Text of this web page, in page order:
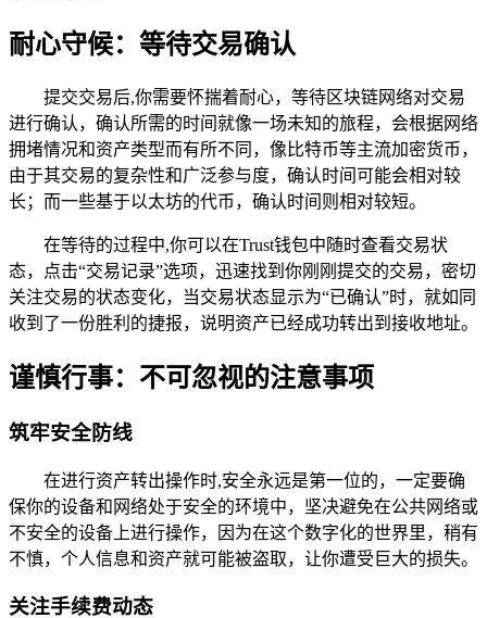
耐心守候：等待交易确认
提交交易后,你需要怀揣着耐心，等待区块链网络对交易
进行确认，确认所需的时间就像一场未知的旅程，会根据网络
拥堵情况和资产类型而有所不同，像比特币等主流加密货币，
由于其交易的复杂性和广泛参与度，确认时间可能会相对较
长；而一些基于以太坊的代币，确认时间则相对较短。
在等待的过程中,你可以在Trust钱包中随时查看交易状
态，点击“交易记录”选项，迅速找到你刚刚提交的交易，密切
关注交易的状态变化，当交易状态显示为“已确认”时，就如同
收到了一份胜利的捷报，说明资产已经成功转出到接收地址。
谨慎行事：不可忽视的注意事项
筑牢安全防线
在进行资产转出操作时,安全永远是第一位的，一定要确
保你的设备和网络处于安全的环境中，坚决避免在公共网络或
不安全的设备上进行操作，因为在这个数字化的世界里，稍有
不慎，个人信息和资产就可能被盗取，让你遭受巨大的损失。
关注手续费动态